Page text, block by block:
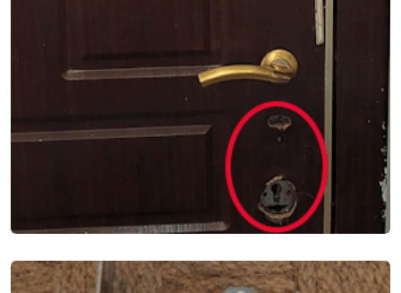
ВСКРЫТИЕ 2Х ЗАМКОВ